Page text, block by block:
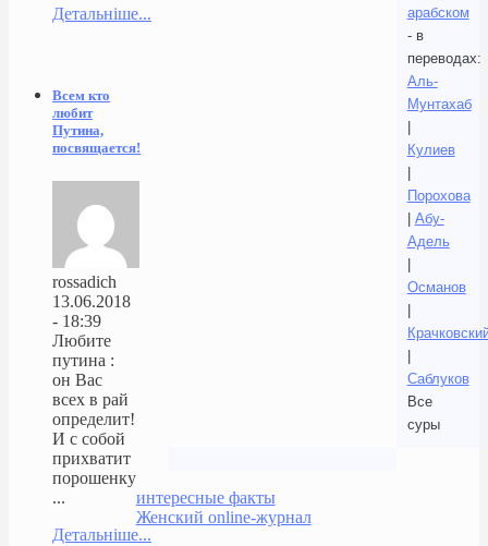
арабском
- в
переводах:
Аль-
Мунтахаб
Кулиев
Порохова
Абу-
Адель
Османов
Саблуков
Все
суры
интересные факты
Женский online-журнал
Детальніше...
Всем кто
любит
Путина,
посвящается!
rossadich
13.06.2018
- 18:39
Любите
путина :
он Вас
всех в рай
определит!
И с собой
прихватит
порошенку
...
Детальніше...